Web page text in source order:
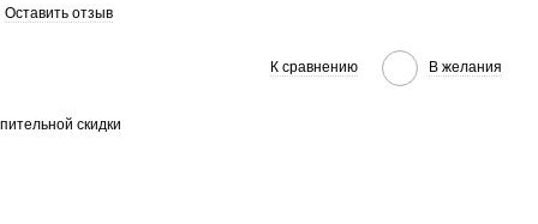
Оставить отзыв
К сравнению В желания
скидки